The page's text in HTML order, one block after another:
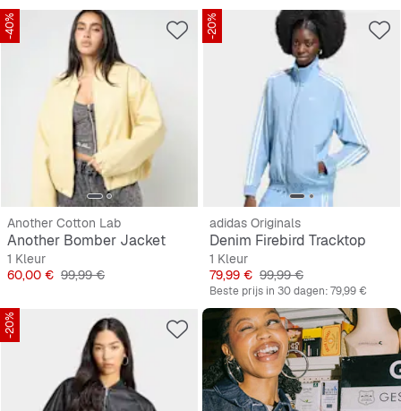
-40%
Another Cotton Lab
Another Bomber Jacket
1 Kleur
Prijs
60,00 € Originele Prijs
99,99 €
-20%
adidas Originals
Denim Firebird Tracktop
1 Kleur
Prijs
79,99 € Originele Prijs
99,99 €
Beste prijs in 30 dagen:79,99 €
-20%